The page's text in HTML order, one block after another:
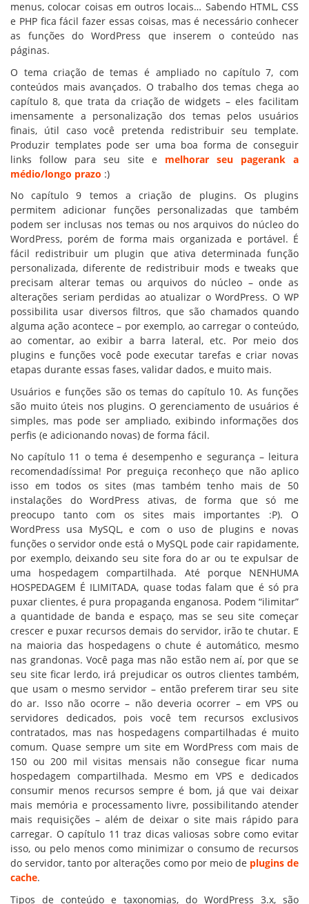
menus, colocar coisas em outros locais… Sabendo HTML, CSS
e PHP fica fácil fazer essas coisas, mas é necessário conhecer
as funções do WordPress que inserem o conteúdo nas
páginas.
O tema criação de temas é ampliado no capítulo 7, com
conteúdos mais avançados. O trabalho dos temas chega ao
capítulo 8, que trata da criação de widgets – eles facilitam
imensamente a personalização dos temas pelos usuários
finais, útil caso você pretenda redistribuir seu template.
Produzir templates pode ser uma boa forma de conseguir
links follow para seu site e melhorar seu pagerank a
médio/longo prazo :)
No capítulo 9 temos a criação de plugins. Os plugins
permitem adicionar funções personalizadas que também
podem ser inclusas nos temas ou nos arquivos do núcleo do
WordPress, porém de forma mais organizada e portável. É
fácil redistribuir um plugin que ativa determinada função
personalizada, diferente de redistribuir mods e tweaks que
precisam alterar temas ou arquivos do núcleo – onde as
alterações seriam perdidas ao atualizar o WordPress. O WP
possibilita usar diversos filtros, que são chamados quando
alguma ação acontece – por exemplo, ao carregar o conteúdo,
ao comentar, ao exibir a barra lateral, etc. Por meio dos
plugins e funções você pode executar tarefas e criar novas
etapas durante essas fases, validar dados, e muito mais.
Usuários e funções são os temas do capítulo 10. As funções
são muito úteis nos plugins. O gerenciamento de usuários é
simples, mas pode ser ampliado, exibindo informações dos
perfis (e adicionando novas) de forma fácil.
No capítulo 11 o tema é desempenho e segurança – leitura
recomendadíssima! Por preguiça reconheço que não aplico
isso em todos os sites (mas também tenho mais de 50
instalações do WordPress ativas, de forma que só me
preocupo tanto com os sites mais importantes :P). O
WordPress usa MySQL, e com o uso de plugins e novas
funções o servidor onde está o MySQL pode cair rapidamente,
por exemplo, deixando seu site fora do ar ou te expulsar de
uma hospedagem compartilhada. Até porque NENHUMA
HOSPEDAGEM É ILIMITADA, quase todas falam que é só pra
puxar clientes, é pura propaganda enganosa. Podem “ilimitar”
a quantidade de banda e espaço, mas se seu site começar
crescer e puxar recursos demais do servidor, irão te chutar. E
na maioria das hospedagens o chute é automático, mesmo
nas grandonas. Você paga mas não estão nem aí, por que se
seu site ficar lerdo, irá prejudicar os outros clientes também,
que usam o mesmo servidor – então preferem tirar seu site
do ar. Isso não ocorre – não deveria ocorrer – em VPS ou
servidores dedicados, pois você tem recursos exclusivos
contratados, mas nas hospedagens compartilhadas é muito
comum. Quase sempre um site em WordPress com mais de
150 ou 200 mil visitas mensais não consegue ficar numa
hospedagem compartilhada. Mesmo em VPS e dedicados
consumir menos recursos sempre é bom, já que vai deixar
mais memória e processamento livre, possibilitando atender
mais requisições – além de deixar o site mais rápido para
carregar. O capítulo 11 traz dicas valiosas sobre como evitar
isso, ou pelo menos como minimizar o consumo de recursos
do servidor, tanto por alterações como por meio de plugins de
cache.
Tipos de conteúdo e taxonomias, do WordPress 3.x, são